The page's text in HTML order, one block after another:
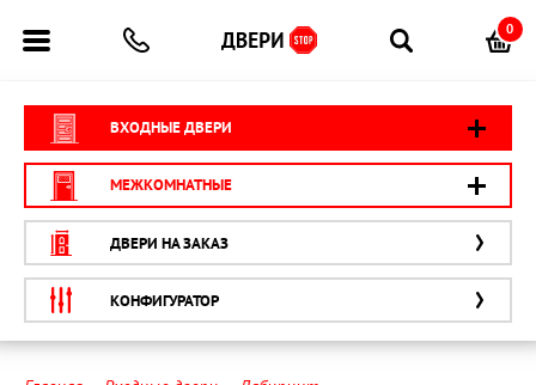
0
ВХОДНЫЕ ДВЕРИ
МЕЖКОМНАТНЫЕ
ДВЕРИ НА ЗАКАЗ
КОНФИГУРАТОР